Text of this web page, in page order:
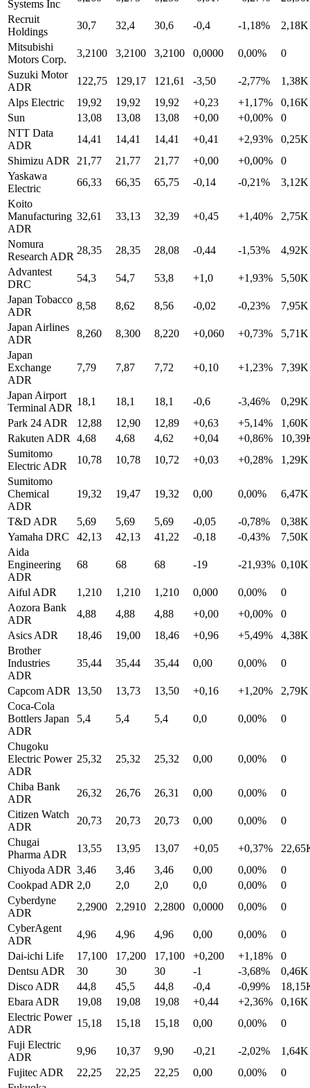
Systems Inc
Recruit
Holdings
30,7 32,4 30,6 -0,4 -1,18%
2,18K
Mitsubishi
Motors Corp.
3,2100 3,2100 3,2100 0,0000 0,00%
0
Suzuki Motor
ADR
122,75 129,17 121,61 -3,50 -2,77%
1,38K
Alps Electric
19,92 19,92 19,92 +0,23 +1,17%
0,16K
Sun
13,08 13,08 13,08 +0,00 +0,00%
0
NTT Data
ADR
14,41 14,41 14,41 +0,41 +2,93%
0,25K
Shimizu ADR
21,77 21,77 21,77 +0,00 +0,00%
0
Yaskawa
Electric
66,33 66,35 65,75 -0,14 -0,21%
3,12K
Koito
Manufacturing
ADR
32,61 33,13 32,39 +0,45 +1,40% 2,75K
Nomura
Research ADR
28,35 28,35 28,08 -0,44 -1,53%
4,92K
Advantest
DRC
54,3 54,7 53,8 +1,0 +1,93%
5,50K
Japan Tobacco
ADR
8,58 8,62 8,56 -0,02 -0,23%
7,95K
Japan Airlines
ADR
8,260 8,300 8,220 +0,060 +0,73%
5,71K
Japan
Exchange
ADR
7,79 7,87 7,72 +0,10 +1,23% 7,39K
Japan Airport
Terminal ADR
18,1 18,1 18,1 -0,6 -3,46%
0,29K
Park 24 ADR
12,88 12,90 12,89 +0,63 +5,14%
1,60K
Rakuten ADR
4,68 4,68 4,62 +0,04 +0,86%
Sumitomo
Electric ADR
10,78 10,78 10,72 +0,03 +0,28%
1,29K
Sumitomo
Chemical
ADR
19,32 19,47 19,32 0,00 0,00% 6,47K
T&D ADR 5,69 5,69 5,69 -0,05 -0,78%
0,38K
Yamaha DRC
42,13 42,13 41,22 -0,18 -0,43%
7,50K
Aida
Engineering
ADR
68 68 68 -19 -21,93% 0,10K
Aiful ADR 1,210 1,210 1,210 0,000 0,00%
0
Aozora Bank
ADR
4,88 4,88 4,88 +0,00 +0,00%
0
Asics ADR
18,46 19,00 18,46 +0,96 +5,49%
4,38K
Brother
Industries
ADR
35,44 35,44 35,44 0,00 0,00% 0
Capcom ADR 13,50 13,73 13,50 +0,16 +1,20%
2,79K
Coca-Cola
Bottlers Japan
ADR
5,4 5,4 5,4 0,0 0,00% 0
Chugoku
Electric Power
ADR
25,32 25,32 25,32 0,00 0,00% 0
Chiba Bank
ADR
26,32 26,76 26,31 0,00 0,00%
0
Citizen Watch
ADR
20,73 20,73 20,73 0,00 0,00%
0
Chugai
Pharma ADR
13,55 13,95 13,07 +0,05 +0,37%
Chiyoda ADR 3,46 3,46 3,46 0,00 0,00%
0
Cookpad ADR 2,0 2,0 2,0 0,0 0,00%
0
Cyberdyne
ADR
2,2900 2,2910 2,2800 0,0000 0,00%
0
CyberAgent
ADR
4,96 4,96 4,96 0,00 0,00%
0
Dai-ichi Life
17,100 17,200 17,100 +0,200 +1,18%
0
Dentsu ADR
30 30 30 -1 -3,68%
0,46K
Disco ADR
44,8 45,5 44,8 -0,4 -0,99%
Ebara ADR
19,08 19,08 19,08 +0,44 +2,36%
0,16K
Electric Power
ADR
15,18 15,18 15,18 0,00 0,00%
0
Fuji Electric
ADR
9,96 10,37 9,90 -0,21 -2,02%
1,64K
Fujitec ADR
22,25 22,25 22,25 0,00 0,00%
0